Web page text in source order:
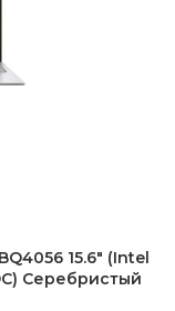
BQ4056 15.6" (Intel
Серебристый